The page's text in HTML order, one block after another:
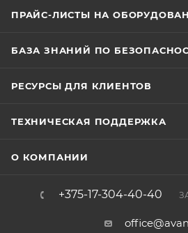
ПРАЙС-ЛИСТЫ НА
БАЗА ЗНАНИЙ ПО
РЕСУРСЫ ДЛЯ КЛИЕНТОВ
ТЕХНИЧЕСКАЯ ПОДДЕРЖКА
О КОМПАНИИ
+375-17-304-40-40